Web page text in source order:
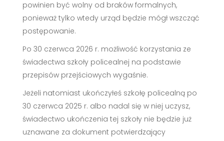
powinien być wolny od braków formalnych,
ponieważ tylko wtedy urząd będzie mógł wszcząć
postępowanie.
Po 30 czerwca 2026 r. możliwość korzystania ze
świadectwa szkoły policealnej na podstawie
przepisów przejściowych wygaśnie.
Jeżeli natomiast ukończyłeś szkołę policealną po
30 czerwca 2025 r. albo nadal się w niej uczysz,
świadectwo ukończenia tej szkoły nie będzie już
uznawane za dokument potwierdzający